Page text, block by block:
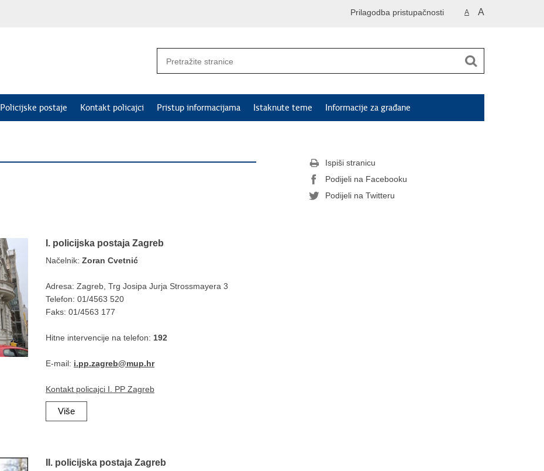
A A
Prilagodba pristupačnosti
Policijske postaje Kontakt policajci Pristup informacijama Istaknute teme Informacije za građane
I. policijska postaja Zagreb
Načelnik: Zoran Cvetnić
Adresa: Zagreb, Trg Josipa Jurja Strossmayera 3
Telefon: 01/4563 520
Faks: 01/4563 177
Hitne intervencije na telefon: 192
E-mail: i.pp.zagreb@mup.hr
Kontakt policajci I. PP Zagreb
Više
II. policijska postaja Zagreb
Ispiši stranicu
Podijeli na Facebooku
Podijeli na Twitteru